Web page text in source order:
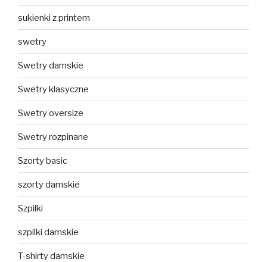
sukienki z printem
swetry
Swetry damskie
Swetry klasyczne
Swetry oversize
Swetry rozpinane
Szorty basic
szorty damskie
Szpilki
szpilki damskie
T-shirty damskie